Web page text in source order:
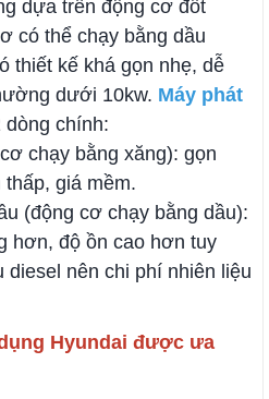
dựa trên động cơ đốt
có thể chạy bằng dầu
thiết kế khá gọn nhẹ, dễ
dưới 10kw. Máy phát
dòng chính:
chạy bằng xăng): gọn
giá mềm.
(động cơ chạy bằng dầu):
hơn, độ ồn cao hơn tuy
diesel nên chi phí nhiên liệu
Hyundai được ưa